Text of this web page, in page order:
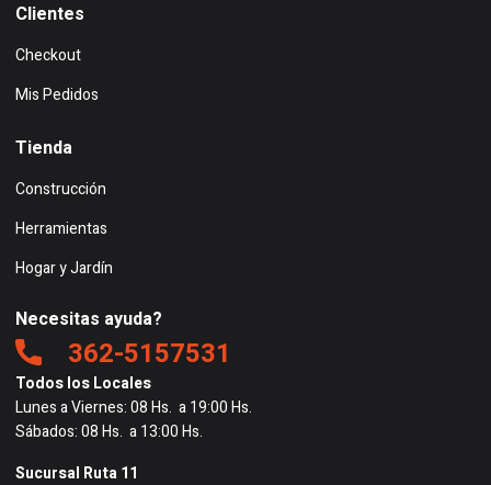
Clientes
Checkout
Mis Pedidos
Tienda
Construcción
Herramientas
Hogar y Jardín
Necesitas ayuda?
362-5157531
Todos los Locales
Lunes a Viernes: 08 Hs. a 19:00 Hs.
Sábados: 08 Hs. a 13:00 Hs.
Sucursal Ruta 11